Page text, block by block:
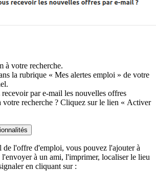
à votre recherche.
la rubrique « Mes alertes emploi » de votre
recevoir par e-mail les nouvelles offres
votre recherche ? Cliquez sur le lien « Activer
de l'offre d'emploi, vous pouvez l'ajouter à
l'envoyer à un ami, l'imprimer, localiser le lieu
en cliquant sur :